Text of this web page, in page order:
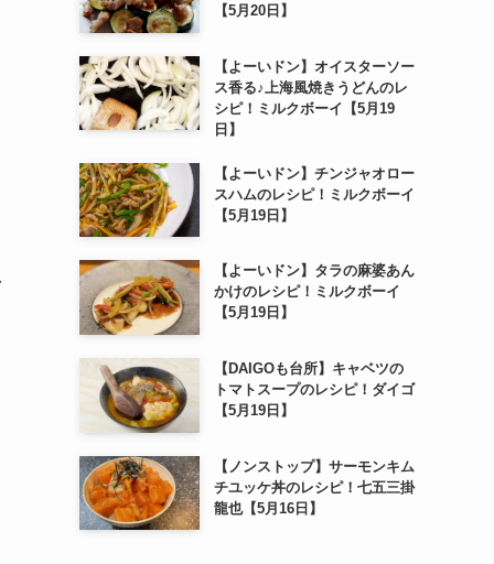
【5月20日】
【よーいドン】オイスターソー
ス香る♪上海風焼きうどんのレ
シピ！ミルクボーイ【5月19
日】
【よーいドン】チンジャオロー
スハムのレシピ！ミルクボーイ
【5月19日】
【よーいドン】タラの麻婆あん
かけのレシピ！ミルクボーイ
【5月19日】
【DAIGOも台所】キャベツの
トマトスープのレシピ！ダイゴ
【5月19日】
【ノンストップ】サーモンキム
チユッケ丼のレシピ！七五三掛
龍也【5月16日】